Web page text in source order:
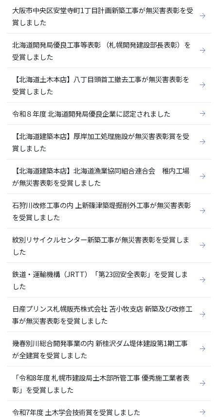
大阪市中央区安堂寺町1丁目計画新築工事が無災害表彰を受
賞しました
北海道開発局優良工事等表彰 （札幌開発建設部長表彰）を
受賞しました
【北海道土木本店】八丁目頭首工撤去工事が無災害表彰を
受賞しました
令和８年度 北海道開発局優良企業に認定されました
【北海道建築本店】厚岸加工処理施設が無災害表彰賞を受
賞しました
【北海道建築本店】北海道漁業協同組合連合会 稚内工場
が無災害表彰を受賞しました
石狩川改修工事の内 上新篠津築堤掘削外工事が無災害表彰
を受賞しました
紋別リサイクルセンター新築工事が無災害表彰を受賞しま
した
鉄道・運輸機構（JRTT）「第23回安全表彰」を受賞しま
した
日産プリンス札幌販売株式会社 苫小牧支店 新築及び改修工
事が無災害表彰を受賞しました
幾春別川総合開発事業の内 新桂沢ダム堤体建設第1期工事
が全建賞を受賞しました
「令和8年度 札幌市建設局土木部所管工事 優秀施工業者表
彰」を受賞しました
令和7年度 土木学会技術賞を受賞しました